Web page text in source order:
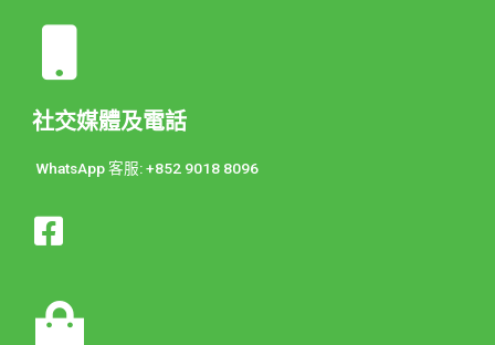
社交媒體及電話
WhatsApp 客服: +852 9018 8096